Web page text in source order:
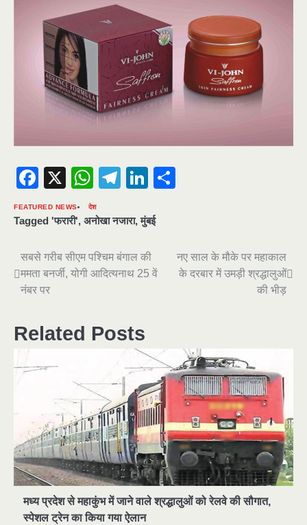
Facebook
X WhatsApp
Telegram
LinkedIn
FEATURED NEWS देश
Tagged 'फरारी', अनोखा नजारा,मुंबई
Post
navigation
सबसे गरीब सीएम पश्चिम बंगाल की
ममता बनर्जी, योगी आदित्यनाथ 25 वें
नंबर पर
नए साल के मौके पर महाकाल
के दरबार में उमड़ी श्रद्धालुओं
की भीड़
Related Posts
मध्य प्रदेश से महाकुंभ में जाने वाले श्रद्धालुओं को रेलवे की सौगात,
स्पेशल ट्रेन का किया गया ऐलान